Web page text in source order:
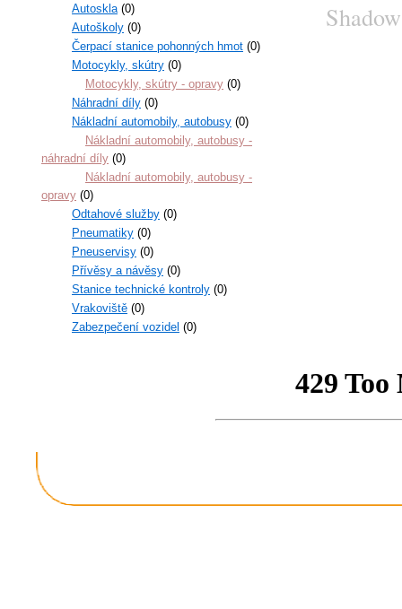
Autoskla(0)
Autoškoly (0)
Čerpací stanice pohonných hmot (0)
Motocykly, skútry (0)
Motocykly, skútry - opravy (0)
Náhradní díly (0)
Nákladní automobily, autobusy (0)
Nákladní automobily, autobusy -
náhradní díly (0)
Nákladní automobily, autobusy -
opravy (0)
Odtahové služby (0)
Pneumatiky (0)
Pneuservisy (0)
Přívěsy a návěsy (0)
Stanice technické kontroly (0)
Vrakoviště (0)
Zabezpečení vozidel (0)